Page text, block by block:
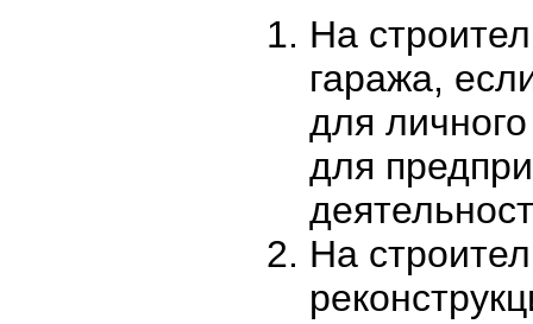
На
гаража,
для
для
На